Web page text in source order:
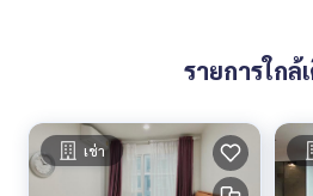
🚗 ได้สิทธิ์ที่จอดรถยนต์ 1 คัน และ ที่จอ
– สระว่ายน้ำระบบเกลือ ฟิตเนส … พิเ
นอาหารมากมาย ร้านเสริมสวย ร้านกา
- กล้องวงจรปิด CCTV เข้า - ออก ด้วยร
รายการใกล้
เช่า